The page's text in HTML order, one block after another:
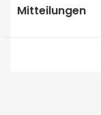
Mitteilungen